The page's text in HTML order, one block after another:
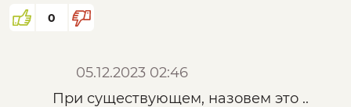
такого манипулирования.
Заклинания про национально-
освободительную войну без смены эконом
0
05.12.2023 02:46
При существующем, назовем это ..